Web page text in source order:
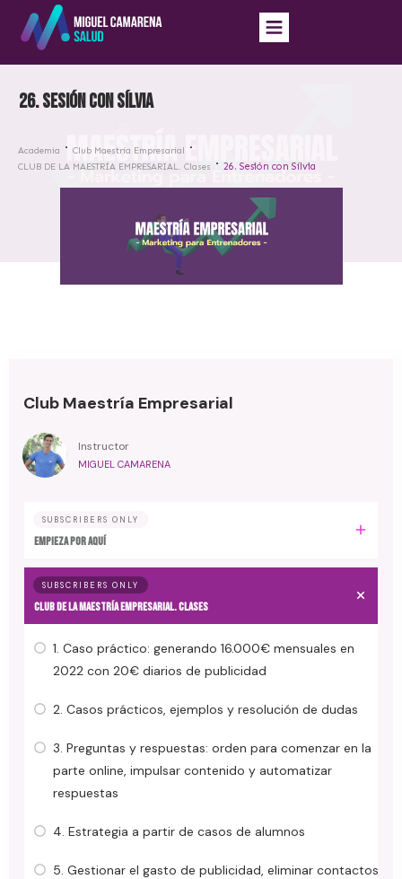
26. Sesión con Sílvia
Academia
Club Maestría Empresarial
CLUB DE LA MAESTRÍA EMPRESARIAL. Clases
26. Sesión con Sílvia
Club Maestría Empresarial
Instructor
MIGUEL CAMARENA
SUBSCRIBERS ONLY
EMPIEZA POR AQUÍ
SUBSCRIBERS ONLY
CLUB DE LA MAESTRÍA EMPRESARIAL. Clases
1. Caso práctico: generando 16.000€ mensuales en
2022 con 20€ diarios de publicidad
2. Casos prácticos, ejemplos y resolución de dudas
3. Preguntas y respuestas: orden para comenzar en la
parte online, impulsar contenido y automatizar
respuestas
4. Estrategia a partir de casos de alumnos
5. Gestionar el gasto de publicidad, eliminar contactos